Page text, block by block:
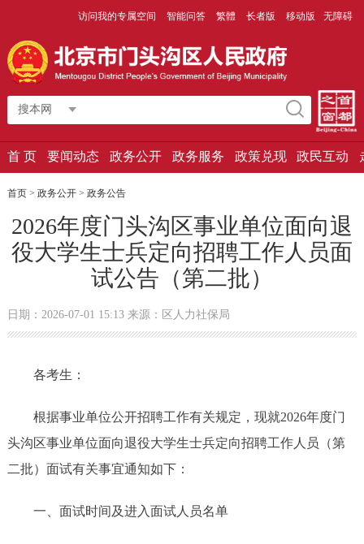
访问我的专属空间 智能问答 繁體 长者版 移动版 无障碍
搜本网
首 页 要闻动态 政务公开 政务服务 政策兑现 政民互动
首页> 政务公开> 政务公告
2026年度门头沟区事业单位面向退
役大学生士兵定向招聘工作人员面
试公告（第二批）
日期：2026-07-01 15:13 来源：区人力社保局
各考生：
根据事业单位公开招聘工作有关规定，现就2026年度门
头沟区事业单位面向退役大学生士兵定向招聘工作人员（第
二批）面试有关事宜通知如下：
一、面试时间及进入面试人员名单